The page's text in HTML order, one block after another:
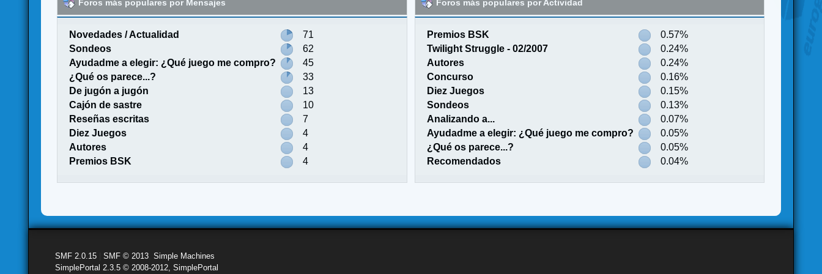
Foros más populares por Mensajes
Novedades / Actualidad
71
Sondeos
62
Ayudadme a elegir: ¿Qué juego me compro?
45
¿Qué os parece...?
33
De jugón a jugón
13
Cajón de sastre
10
Reseñas escritas
7
Diez Juegos
4
Autores
4
Premios BSK
4
Foros más populares por Actividad
Premios BSK
0.57%
Twilight Struggle - 02/2007
0.24%
Autores
0.24%
Concurso
0.16%
Diez Juegos
0.15%
Sondeos
0.13%
Analizando a...
0.07%
Ayudadme a elegir: ¿Qué juego me compro?
0.05%
¿Qué os parece...?
0.05%
Recomendados
0.04%
SMF 2.0.15 |SMF © 2013 ,Simple Machines
SimplePortal 2.3.5 © 2008-2012, SimplePortal